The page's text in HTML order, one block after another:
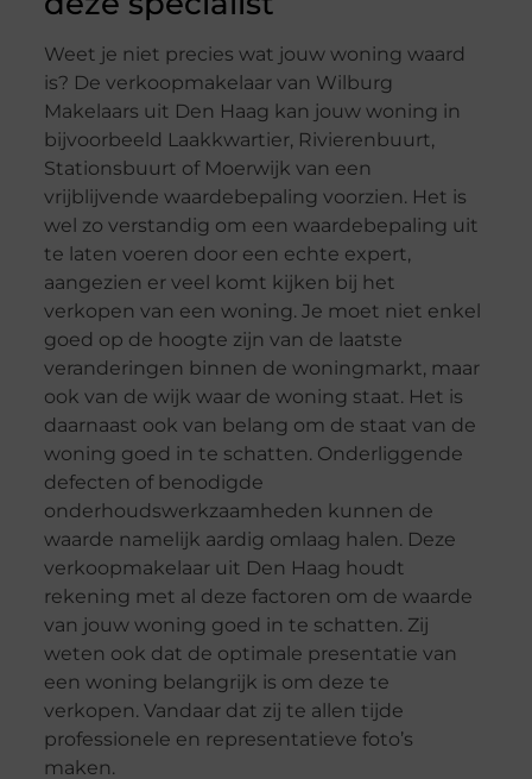
Weet je niet precies wat jouw woning waard
is? De verkoopmakelaar van Wilburg
Makelaars uit Den Haag kan jouw woning in
bijvoorbeeld Laakkwartier, Rivierenbuurt,
Stationsbuurt of Moerwijk van een
vrijblijvende waardebepaling voorzien. Het is
wel zo verstandig om een waardebepaling uit
te laten voeren door een echte expert,
aangezien er veel komt kijken bij het
verkopen van een woning. Je moet niet enkel
goed op de hoogte zijn van de laatste
veranderingen binnen de woningmarkt, maar
ook van de wijk waar de woning staat. Het is
daarnaast ook van belang om de staat van de
woning goed in te schatten. Onderliggende
defecten of benodigde
onderhoudswerkzaamheden kunnen de
waarde namelijk aardig omlaag halen. Deze
verkoopmakelaar uit Den Haag houdt
rekening met al deze factoren om de waarde
van jouw woning goed in te schatten. Zij
weten ook dat de optimale presentatie van
een woning belangrijk is om deze te
verkopen. Vandaar dat zij te allen tijde
professionele en representatieve foto’s
maken.